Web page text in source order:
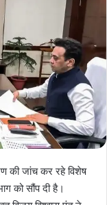
की जांच कर रहे विशेष
को सौंप दी है।